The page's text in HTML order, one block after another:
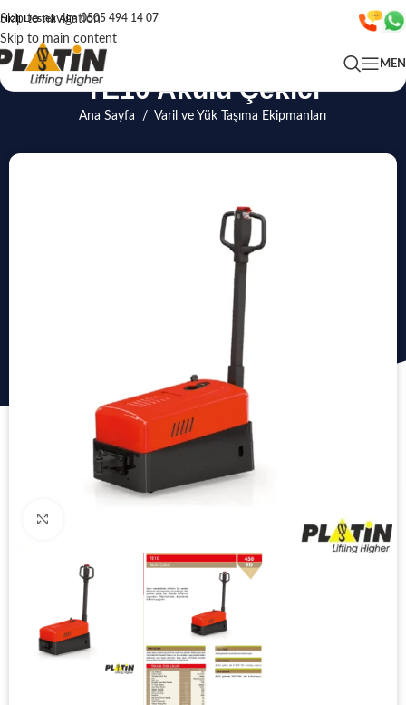
Skip to navigation
Skip to main content
Hızlı Destek Alın0505 494 14 07
TE10 Akülü Çekici
Ana Sayfa / Varil ve Yük Taşıma Ekipmanları